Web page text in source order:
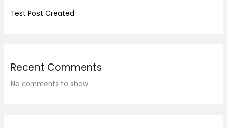
Test Post Created
Recent Comments
No comments to show.